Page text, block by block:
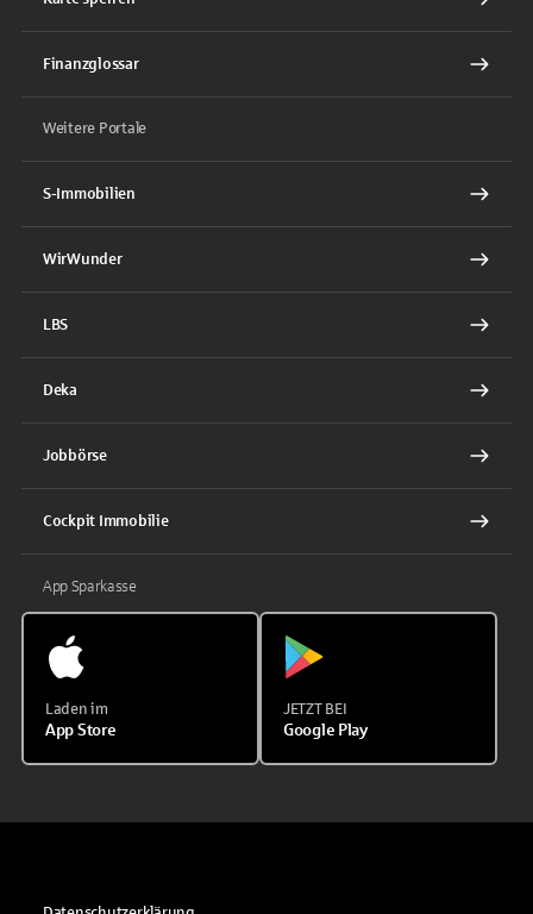
Finanzglossar
Weitere Portale
S-Immobilien
WirWunder
LBS
Deka
Jobbörse
Cockpit Immobilie
App Sparkasse
Laden im
App Store
JETZT BEI
Google Play